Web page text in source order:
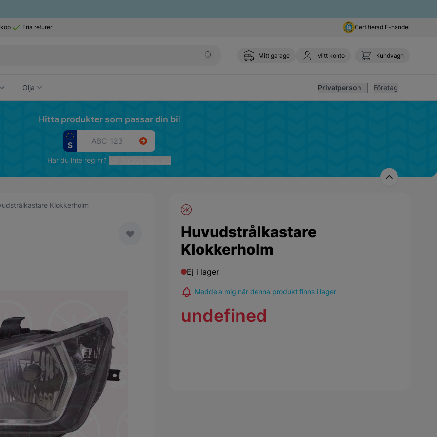
Fria returer Certifierad E-handel
Mitt garage Mitt konto Kundvagn
Olja Privatperson Företag
Hitta produkter som passar din bil
Har du inte reg nr?
Klokkerholm
Huvudstrålkastare
Klokkerholm
Ej i lager
Meddela mig när denna produkt finns i lager
undefined